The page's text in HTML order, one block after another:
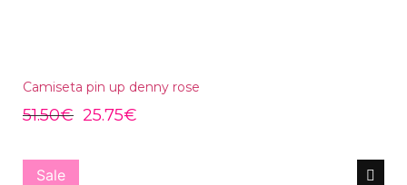
Camiseta pin up denny rose
51.50€ 25.75€
Sale